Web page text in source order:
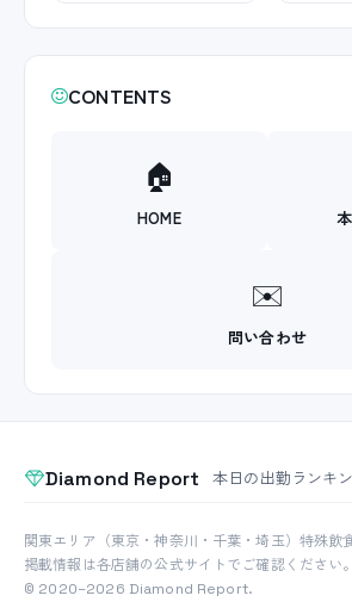
CONTENTS
🏠
HOME
✉️
問い合わせ
Diamond Report 本日の出勤ランキ
関東エリア（東京・神奈川・千葉・埼玉）特殊飲
掲載情報は各店舗の公式サイトでご確認ください。
© 2020–2026 Diamond Report.